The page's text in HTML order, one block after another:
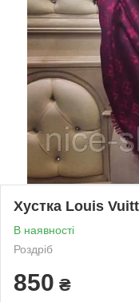
Хустка Louis
В наявності
Роздріб
850 ₴